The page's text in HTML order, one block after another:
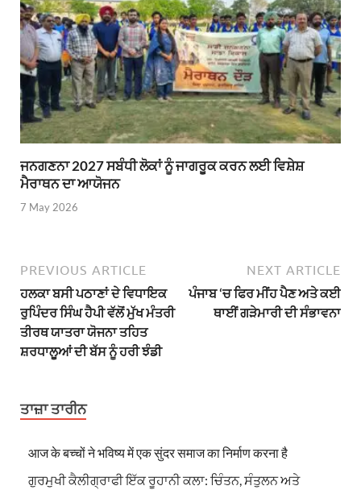
ਜਨਗਣਨਾ 2027 ਸਬੰਧੀ ਲੋਕਾਂ ਨੂੰ ਜਾਗਰੂਕ ਕਰਨ ਲਈ ਵਿਸ਼ੇਸ਼
ਮੈਰਾਥਨ ਦਾ ਆਯੋਜਨ
7 May 2026
PREVIOUS ARTICLE
ਹਲਕਾ ਬਸੀ ਪਠਾਣਾਂ ਦੇ ਵਿਧਾਇਕ
ਰੁਪਿੰਦਰ ਸਿੰਘ ਹੈਪੀ ਵੱਲੋਂ ਮੁੱਖ ਮੰਤਰੀ
ਤੀਰਥ ਯਾਤਰਾ ਯੋਜਨਾ ਤਹਿਤ
ਸ਼ਰਧਾਲੂਆਂ ਦੀ ਬੱਸ ਨੂੰ ਹਰੀ ਝੰਡੀ
NEXT ARTICLE
ਪੰਜਾਬ ‘ਚ ਫਿਰ ਮੀਂਹ ਪੈਣ ਅਤੇ ਕਈ
ਥਾਈਂ ਗੜੇਮਾਰੀ ਦੀ ਸੰਭਾਵਨਾ
ਤਾਜ਼ਾ ਤਾਰੀਨ
आज के बच्चों ने भविष्य में एक सुंदर समाज का निर्माण करना है
ਗੁਰਮੁਖੀ ਕੈਲੀਗ੍ਰਾਫੀ ਇੱਕ ਰੂਹਾਨੀ ਕਲਾ: ਚਿੰਤਨ, ਸੰਤੁਲਨ ਅਤੇ